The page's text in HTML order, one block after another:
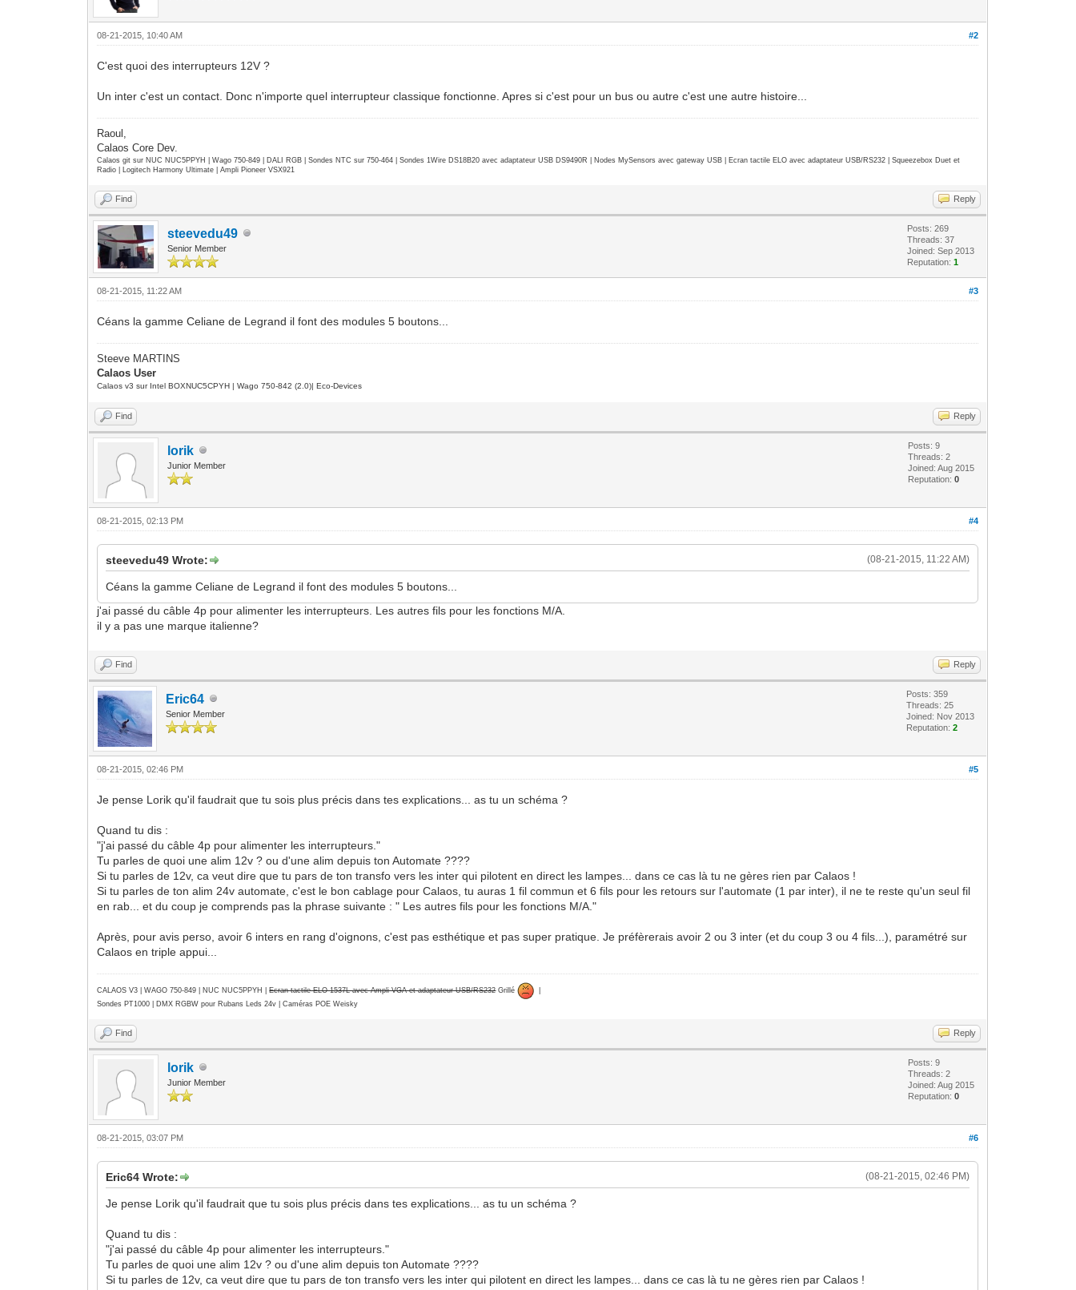
#2
08-21-2015, 10:40 AM
C'est quoi des interrupteurs 12V ?
Un inter c'est un contact. Donc n'importe quel interrupteur classique fonctionne. Apres si c'est pour un bus ou autre c'est une autre histoire...
Raoul,
Calaos Core Dev.
Calaos git sur NUC NUC5PPYH | Wago 750-849 | DALI RGB | Sondes NTC sur 750-464 | Sondes 1Wire DS18B20 avec adaptateur USB DS9490R | Nodes MySensors avec gateway USB | Ecran tactile ELO avec adaptateur USB/RS232 | Squeezebox Duet et
Radio | Logitech Harmony Ultimate | Ampli Pioneer VSX921
Find Reply
steevedu49
Senior Member
Posts: 269
Threads: 37
Joined: Sep 2013
Reputation:1
#3
08-21-2015, 11:22 AM
Céans la gamme Celiane de Legrand il font des modules 5 boutons...
Steeve MARTINS
Calaos User
Calaos v3 sur Intel BOXNUC5CPYH | Wago 750-842 (2.0)| Eco-Devices
Find Reply
lorik
Junior Member
Posts: 9
Threads: 2
Joined: Aug 2015
Reputation:0
#4
08-21-2015, 02:13 PM
(08-21-2015, 11:22 AM)
steevedu49 Wrote:
Céans la gamme Celiane de Legrand il font des modules 5 boutons...
j'ai passé du câble 4p pour alimenter les interrupteurs. Les autres fils pour les fonctions M/A.
il y a pas une marque italienne?
Find Reply
Eric64
Senior Member
Posts: 359
Threads: 25
Joined: Nov 2013
Reputation:2
#5
08-21-2015, 02:46 PM
Je pense Lorik qu'il faudrait que tu sois plus précis dans tes explications... as tu un schéma ?
Quand tu dis :
"j'ai passé du câble 4p pour alimenter les interrupteurs."
Tu parles de quoi une alim 12v ? ou d'une alim depuis ton Automate ????
Si tu parles de 12v, ca veut dire que tu pars de ton transfo vers les inter qui pilotent en direct les lampes... dans ce cas là tu ne gères rien par Calaos !
Si tu parles de ton alim 24v automate, c'est le bon cablage pour Calaos, tu auras 1 fil commun et 6 fils pour les retours sur l'automate (1 par inter), il ne te reste qu'un seul fil
en rab... et du coup je comprends pas la phrase suivante : " Les autres fils pour les fonctions M/A."
Après, pour avis perso, avoir 6 inters en rang d'oignons, c'est pas esthétique et pas super pratique. Je préfèrerais avoir 2 ou 3 inter (et du coup 3 ou 4 fils...), paramétré sur
Calaos en triple appui...
CALAOS V3 | WAGO 750-849 | NUC NUC5PPYH |Ecran tactile ELO 1537L avec Ampli VGA et adaptateur USB/RS232Grillé
Sondes PT1000 | DMX RGBW pour Rubans Leds 24v | Caméras POE Weisky
Find Reply
lorik
Junior Member
Posts: 9
Threads: 2
Joined: Aug 2015
Reputation:0
#6
08-21-2015, 03:07 PM
(08-21-2015, 02:46 PM)
Eric64 Wrote:
Je pense Lorik qu'il faudrait que tu sois plus précis dans tes explications... as tu un schéma ?
Quand tu dis :
"j'ai passé du câble 4p pour alimenter les interrupteurs."
Tu parles de quoi une alim 12v ? ou d'une alim depuis ton Automate ????
Si tu parles de 12v, ca veut dire que tu pars de ton transfo vers les inter qui pilotent en direct les lampes... dans ce cas là tu ne gères rien par Calaos !